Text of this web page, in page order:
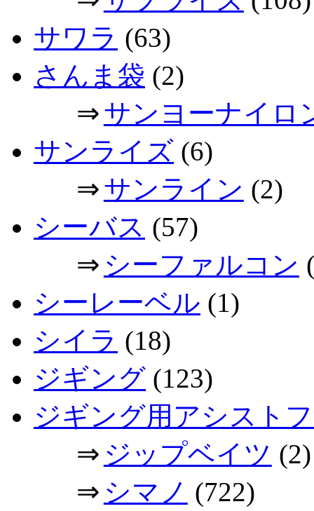
サワラ (63)
さんま袋 (2)
⇒サンヨーナイロ
サンライズ (6)
⇒サンライン (2)
シーバス (57)
⇒ シーファルコン
シーレーベル (1)
シイラ (18)
ジギング (123)
ジギング用アシスト
⇒ ジップベイツ (2)
⇒ シマノ (722)